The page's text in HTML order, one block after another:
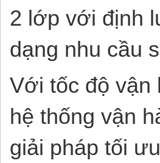
2 lớp với định
dạng nhu cầu
Với tốc độ vận
hệ thống vận
giải pháp tối